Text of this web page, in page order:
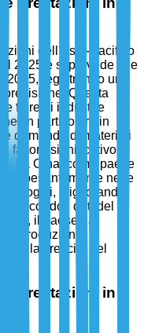
dell'Asia-Pacifico
2025 e si prevede che
2035, registrando un
previsione. Questa
fiorenti industrie
in particolare in
domanda di materiali
fattore significativo
La Cina, come paese
pesantemente nelle
migliorando
Secondo i dati del
il paese ha
produzione
alla crescita del
Prestazioni in